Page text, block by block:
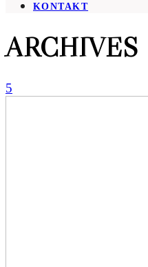
KONTAKT
ARCHIVES
5